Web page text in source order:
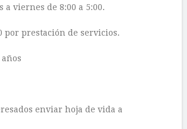
viernes de 8:00 a 5:00.
por prestación de servicios.
enviar hoja de vida a